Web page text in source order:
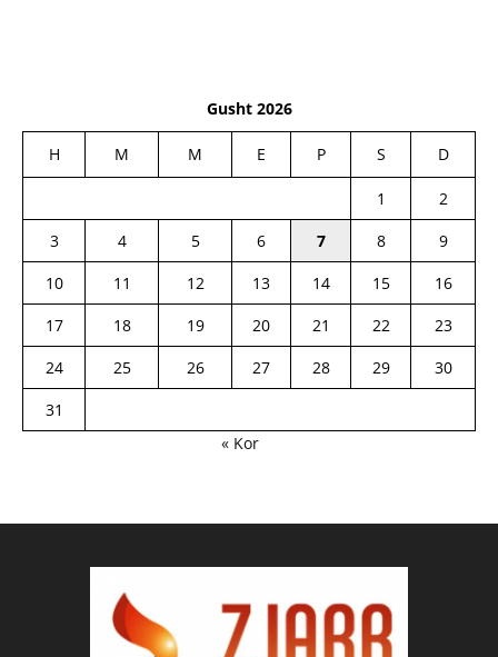
Gusht 2026
H M M E P S D
1
2
3
4 5 6 7 8
9
10
11 12 13 14 15
16
17
18 19 20 21 22
23
24
25 26 27 28 29
30
31
« Kor